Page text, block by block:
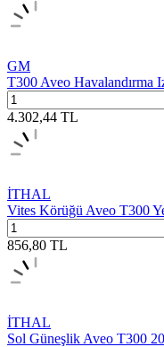
GM
T300 Aveo Havalandırma
4.302,44 TL
İTHAL
Vites Körüğü Aveo T300
856,80 TL
İTHAL
Sol Güneşlik Aveo T300